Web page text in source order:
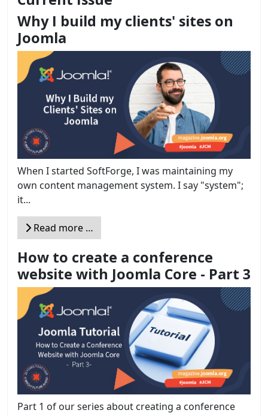
Why I build my clients' sites on
Joomla
When I started SoftForge, I was maintaining my
own content management system. I say "system";
it...
Read more …
How to create a conference
website with Joomla Core - Part 3
Part 1 of our series about creating a conference